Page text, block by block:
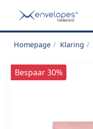
Homepage Klaring
Bespaar 30%